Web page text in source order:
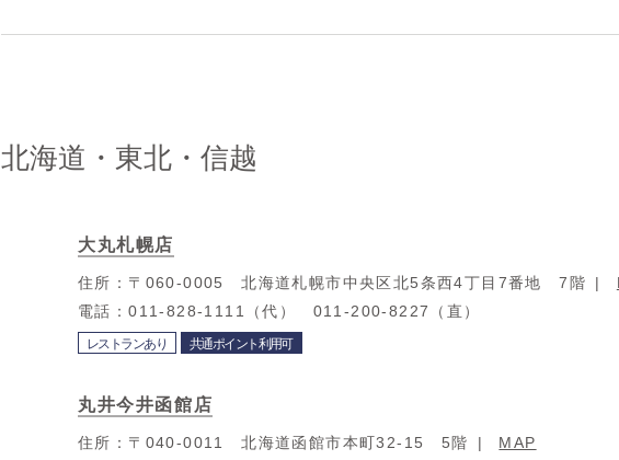
北海道・東北・信越
大丸札幌店
住所： 〒060-0005 北海道札幌市中央区北5条西4丁目7番地 7階
電話：011-828-1111（代） 011-200-8227（直）
レストランあり 共通ポイント利用可
丸井今井函館店
住所： 〒040-0011 北海道函館市本町32-15 5階
MAP